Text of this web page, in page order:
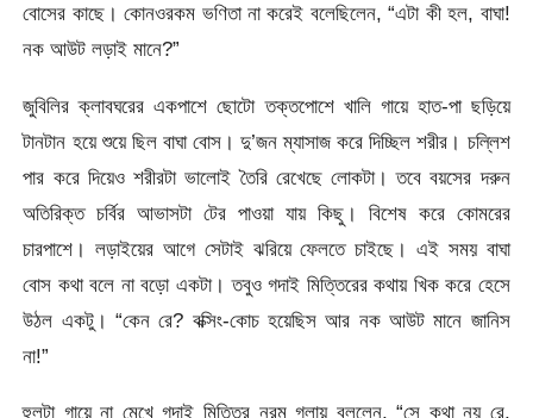
বোসের কাছে। কোনওরকম ভণিতা না করেই বলেছিলেন, “এটা কী হল, বাঘা!
নক আউট লড়াই মানে?”
জুবিলির ক্লাবঘরের একপাশে ছোটো তক্তপোশে খালি গায়ে হাত-পা ছড়িয়ে
টানটান হয়ে শুয়ে ছিল বাঘা বোস। দু’জন ম্যাসাজ করে দিচ্ছিল শরীর। চল্লিশ
পার করে দিয়েও শরীরটা ভালোই তৈরি রেখেছে লোকটা। তবে বয়সের দরুন
অতিরিক্ত চর্বির আভাসটা টের পাওয়া যায় কিছু। বিশেষ করে কোমরের
চারপাশে। লড়াইয়ের আগে সেটাই ঝরিয়ে ফেলতে চাইছে। এই সময় বাঘা
বোস কথা বলে না বড়ো একটা। তবুও গদাই মিত্তিরের কথায় খিক করে হেসে
উঠল একটু। “কেন রে? বক্সিং-কোচ হয়েছিস আর নক আউট মানে জানিস
না!”
হুলটা গায়ে না মেখে গদাই মিত্তির নরম গলায় বললেন, “সে কথা নয় রে,